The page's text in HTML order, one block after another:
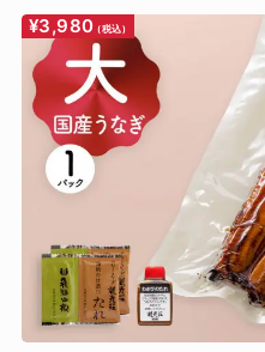
¥3,980 (税込)